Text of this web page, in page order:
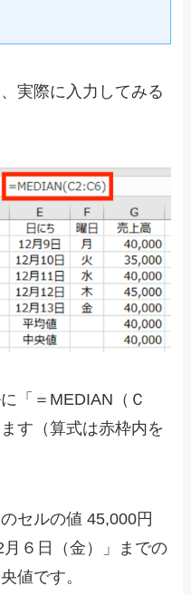
実際に入力してみる
「＝MEDIAN（Ｃ
す（算式は赤枠内を
セルの値 45,000円
６日（金）」までの
値です。